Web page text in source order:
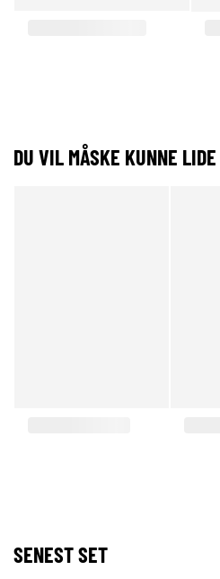
DU VIL MÅSKE KUNNE LIDE
SENEST SET